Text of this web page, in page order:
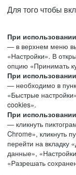
Для того чтобы
При
— в верхнем меню
«Настройки». В
опцию «Принимать
При
— необходимо в
«Быстрые
cookies».
При
— кликнуть
Chrome», кликнуть
перейти на вкладку
данные»,
«Разрешать